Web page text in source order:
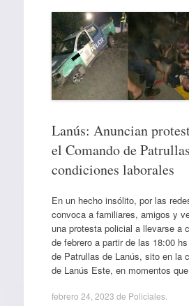
Lanús: Anuncian
el Comando de
condiciones laborales
En un hecho insólito, por las
convoca a familiares, amigos y
una protesta policial a llevarse a
de febrero a partir de las 18:00
de Patrullas de Lanús, sito en la
de Lanús Este, en momentos
febrero 24, 2023 de Policiales.